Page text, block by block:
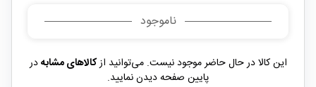
ناموجود
این کالا در حال حاضر موجود نیست. می‌توانید ازکالاهای مشابهدر
پایین صفحه دیدن نمایید.